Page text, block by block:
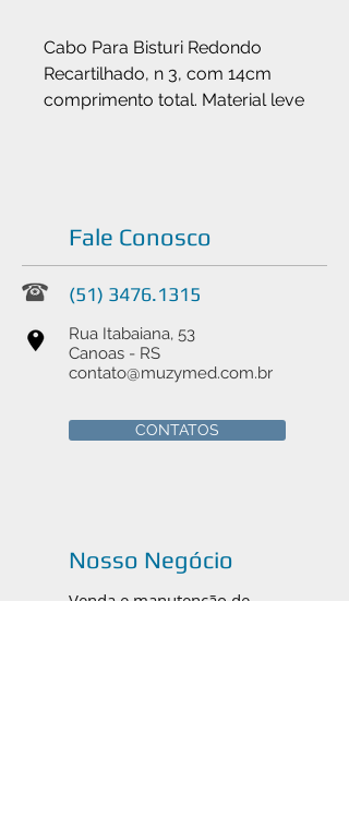
Cabo Para Bisturi Redondo
Recartilhado, n 3, com 14cm
comprimento total. Material leve
Fale Conosco
(51) 3476.1315
Rua Itabaiana, 53
Canoas - RS
contato@muzymed.com.br
Nosso Negócio
Venda e manutenção de
CONTATOS